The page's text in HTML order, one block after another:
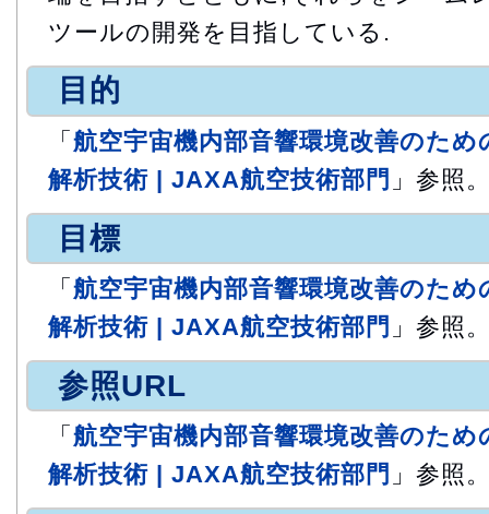
ツールの開発を目指している.
目的
「 航空宇宙機内部音響環境改善のた
解析技術 | JAXA航空技術部門 」参照
目標
「 航空宇宙機内部音響環境改善のた
解析技術 | JAXA航空技術部門 」参照
参照URL
「 航空宇宙機内部音響環境改善のた
解析技術 | JAXA航空技術部門 」参照